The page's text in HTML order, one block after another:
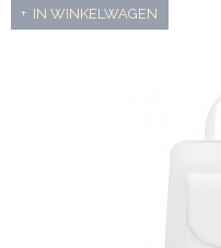
IN WINKELWAGEN